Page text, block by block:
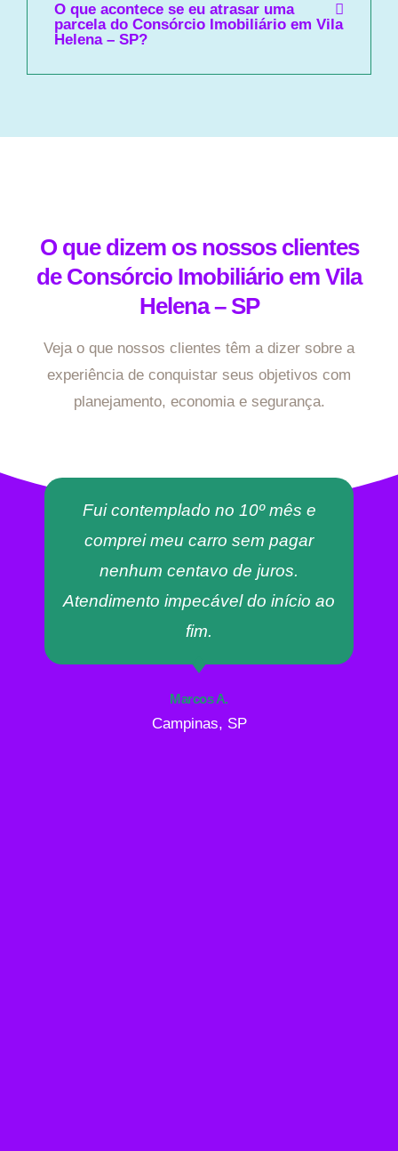
O que acontece se eu atrasar uma
parcela do Consórcio Imobiliário em Vila
Helena – SP?
O que dizem os nossos clientes
de Consórcio Imobiliário em Vila
Helena – SP
Veja o que nossos clientes têm a dizer sobre a
experiência de conquistar seus objetivos com
planejamento, economia e segurança.
Fui contemplado no 10º mês e
comprei meu carro sem pagar
nenhum centavo de juros.
Atendimento impecável do início ao
fim.
Marcos A.
Campinas, SP